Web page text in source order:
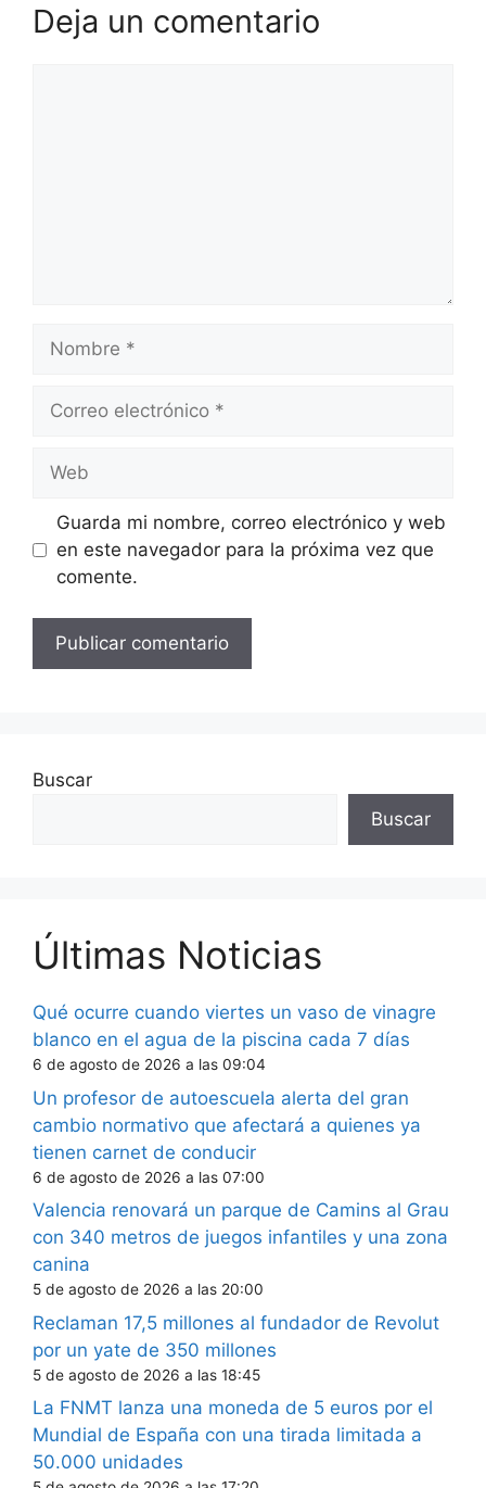
Deja un comentario
electrónico
Guarda mi nombre, correo electrónico y web
en este navegador para la próxima vez que
comente.
Buscar
Buscar
Últimas Noticias
Qué ocurre cuando viertes un vaso de vinagre
blanco en el agua de la piscina cada 7 días
6 de agosto de 2026 a las 09:04
Un profesor de autoescuela alerta del gran
cambio normativo que afectará a quienes ya
tienen carnet de conducir
6 de agosto de 2026 a las 07:00
Valencia renovará un parque de Camins al Grau
con 340 metros de juegos infantiles y una zona
canina
5 de agosto de 2026 a las 20:00
Reclaman 17,5 millones al fundador de Revolut
por un yate de 350 millones
5 de agosto de 2026 a las 18:45
La FNMT lanza una moneda de 5 euros por el
Mundial de España con una tirada limitada a
50.000 unidades